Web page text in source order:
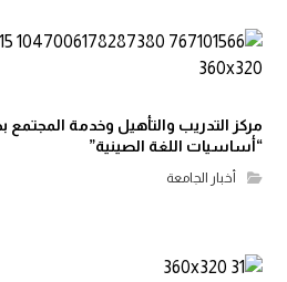
مركز التدريب والتأهيل وخدمة المجتمع
“أساسيات اللغة الصينية”
أخبار الجامعة